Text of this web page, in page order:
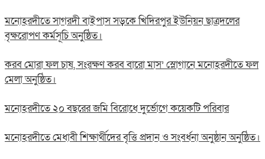
মনোহরদীতে সাগরদী বাইপাস সড়কে খিদিরপুর ইউনিয়ন ছাত্রদলের
বৃক্ষরোপণ কর্মসূচি অনুষ্ঠিত।
করব মোরা ফল চাষ, সংরক্ষণ করব বারো মাস’ স্লোগানে মনোহরদীতে ফল
মেলা অনুষ্ঠিত।
মনোহরদীতে ২০ বছরের জমি বিরোধে দুর্ভোগে কয়েকটি পরিবার
মনোহরদীতে মেধাবী শিক্ষার্থীদের বৃত্তি প্রদান ও সংবর্ধনা অনুষ্ঠান অনুষ্ঠিত।